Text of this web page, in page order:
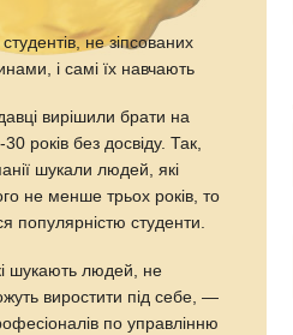
не зіпсованих
і самі їх навчають
вирішили брати на
років без досвіду. Так,
шукали людей, які
не менше трьох років, то
популярністю студенти.
шукають людей, не
виростити під себе, —
по управлінню